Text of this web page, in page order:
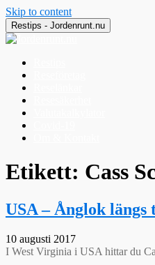
Skip to content
Restips - Jordenrunt.nu
Jordenrunt.nu
Tusen Restips från hela världen
Etikett: Cass
USA – Ånglok
10 augusti 2017
I West Virginia i USA hittar du